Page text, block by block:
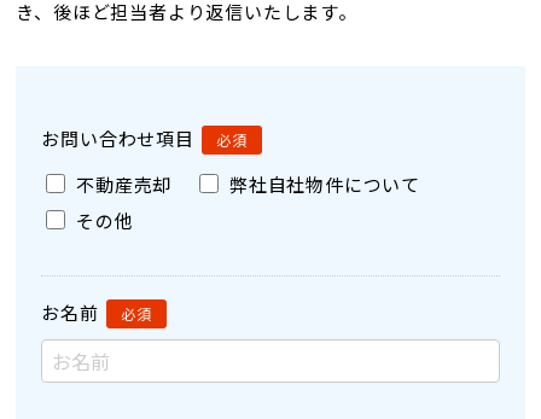
き、後ほど担当者より返信いたします。
お問い合わせ項目
不動産売却
弊社自社物件について
その他
お名前